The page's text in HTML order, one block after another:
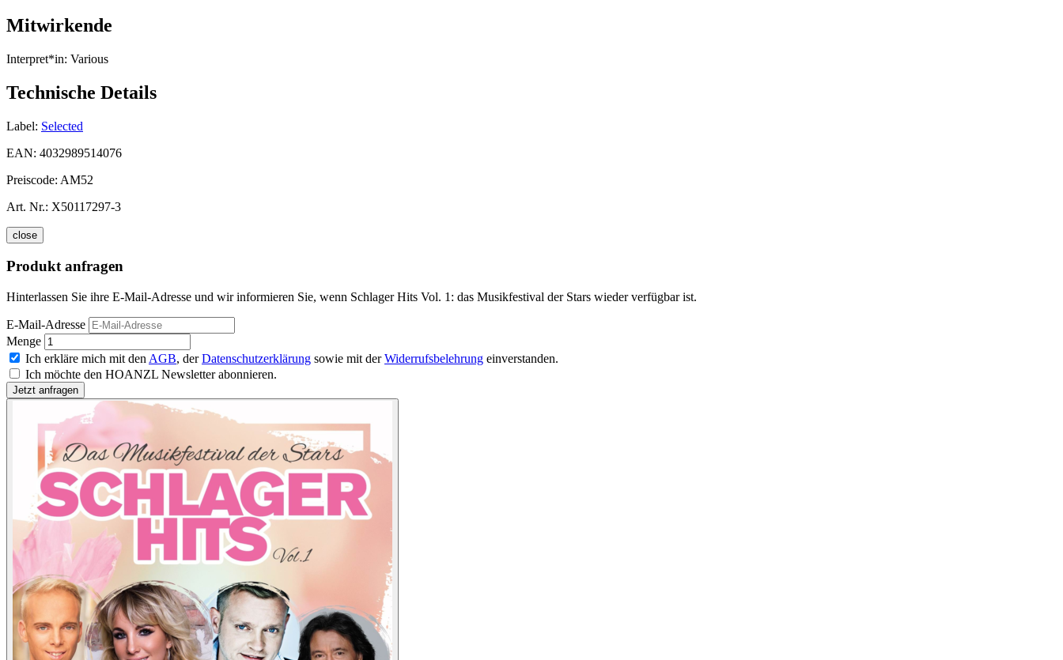
Mitwirkende
Interpret*in: Various
Technische Details
Label: Selected
EAN: 4032989514076
Preiscode: AM52
Art. Nr.: X50117297-3
close
Produkt anfragen
Hinterlassen Sie ihre E-Mail-Adresse und wir informieren Sie, wenn Schlager Hits Vol. 1: das Musikfestival der Stars wieder verfügbar ist.
E-Mail-Adresse
Menge
Ich erkläre mich mit den AGB, derDatenschutzerklärung sowie mit derWiderrufsbelehrung einverstanden.
Ich möchte den HOANZL Newsletter abonnieren.